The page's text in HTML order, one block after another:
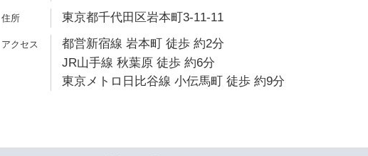
東京都千代田区岩本町3-11-11
都営新宿線 岩本町 徒歩 約2分
JR山手線 秋葉原 徒歩 約6分
東京メトロ日比谷線 小伝馬町 徒歩 約9分